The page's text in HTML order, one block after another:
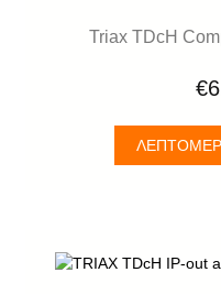
Triax TDcH